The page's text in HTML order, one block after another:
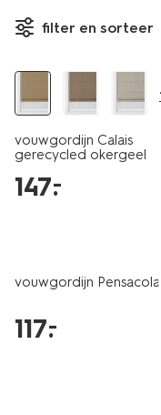
filter en sorteer
vouwgordijn Calais
gerecycled okergeel
147.
–
vouwgordijn
117.
–